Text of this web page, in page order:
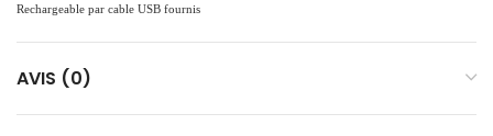
Rechargeable par cable USB fournis
AVIS (0)